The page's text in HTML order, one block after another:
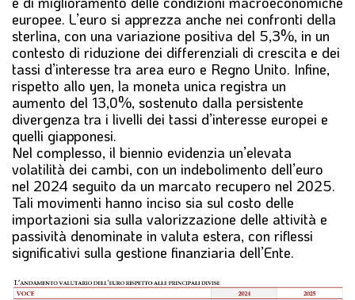
europee. L’euro si apprezza anche nei confronti della
sterlina, con una variazione positiva del 5,3%, in un
contesto di riduzione dei differenziali di crescita e dei
tassi d’interesse tra area euro e Regno Unito. Infine,
rispetto allo yen, la moneta unica registra un
aumento del 13,0%, sostenuto dalla persistente
divergenza tra i livelli dei tassi d’interesse europei e
quelli giapponesi.
Nel complesso, il biennio evidenzia un’elevata
volatilità dei cambi, con un indebolimento dell’euro
nel 2024 seguito da un marcato recupero nel 2025.
Tali movimenti hanno inciso sia sul costo delle
importazioni sia sulla valorizzazione delle attività e
passività denominate in valuta estera, con riflessi
significativi sulla gestione finanziaria dell’Ente.